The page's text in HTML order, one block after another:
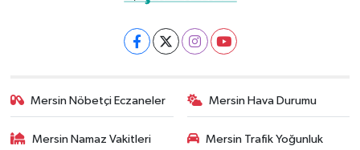
Mersin Nöbetçi Eczaneler Mersin Hava Durumu
Mersin Namaz Vakitleri
Mersin Trafik Yoğunluk